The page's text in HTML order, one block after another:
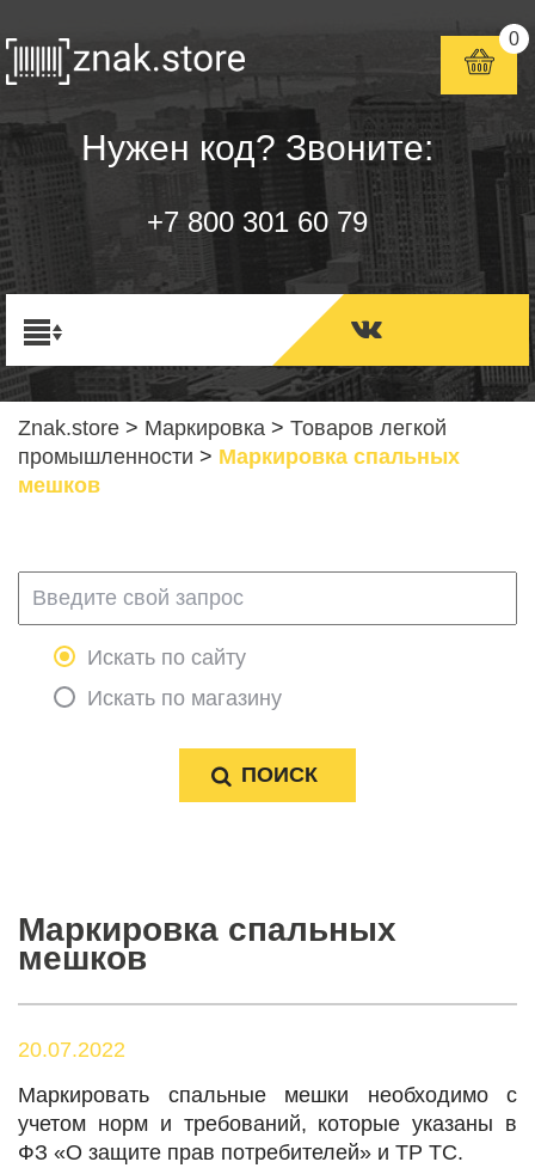
Нужен код? Звоните:
+7 800 301 60 79
0
Znak.store > Маркировка > Товаров легкой
промышленности > Маркировка спальных
мешков
Искать по сайту
Искать по магазину
Маркировка спальных
мешков
20.07.2022
Маркировать спальные мешки необходимо с
учетом норм и требований, которые указаны в
ФЗ «О защите прав потребителей» и ТР ТС.